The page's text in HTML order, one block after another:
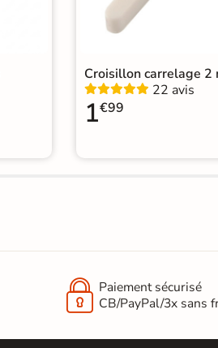
Croisillon carrelage 2
22 avis
1€99
 Paiement sécurisé
CB/PayPal/3x sans